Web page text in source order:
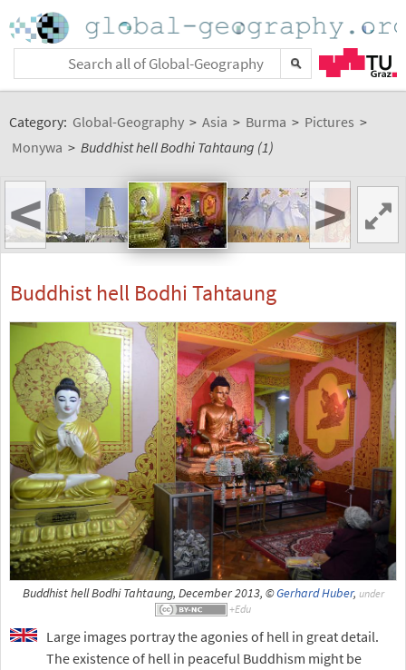
Category: Global-Geography > Asia > Burma > Pictures >
Monywa > Buddhist hell Bodhi Tahtaung (1)
< >
Buddhist hell Bodhi Tahtaung
Buddhist hell Bodhi Tahtaung, December 2013, ©Gerhard Huber, under
Large images portray the agonies of hell in great detail.
The existence of hell in peaceful Buddhism might be